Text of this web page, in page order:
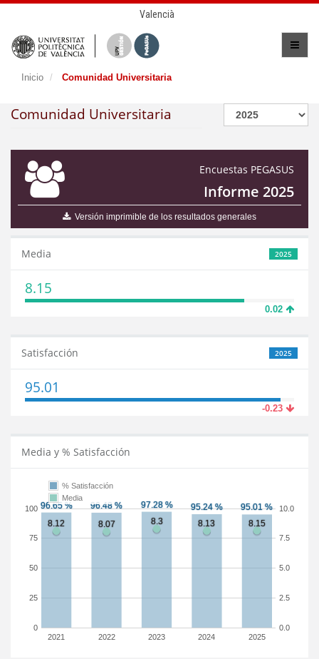
Valencià
Inicio Comunidad Universitaria
Comunidad Universitaria
Encuestas PEGASUS
Informe 2025
Versión imprimible de los resultados generales
2025
Media
8.15
0.02
2025
Satisfacción
95.01
-0.23
Media y % Satisfacción
2021 2022 2023 2024 2025
0
25
50
75
100
0.0
2.5
5.0
7.5
10.0
% Satisfacción
Media